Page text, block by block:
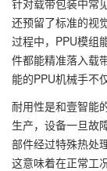
还预留了标准的视
过程中， PPU模组
件都能精准落入载
能的PPU机械手不
耐用性是和壹智能
生产，设备一旦故
部件经过特殊热处
这意味着在正常工